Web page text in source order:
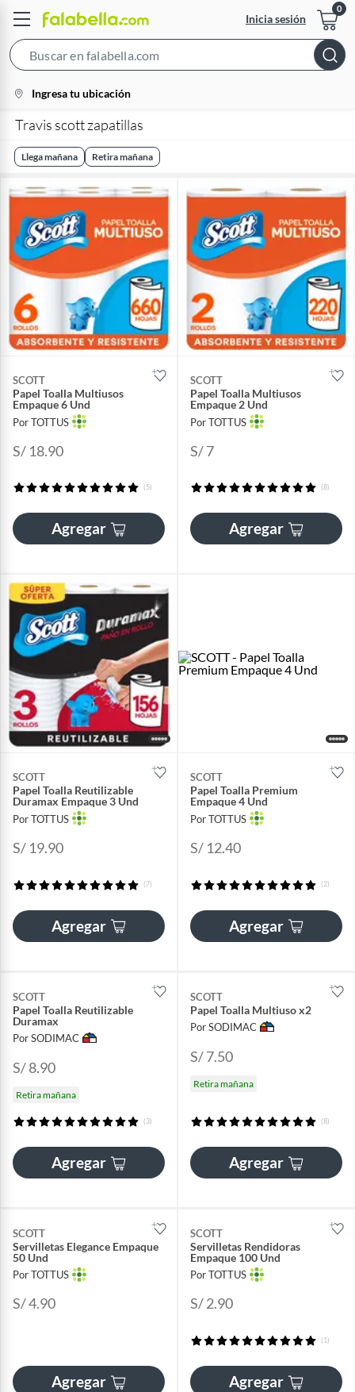
Inicia sesión
Bar
location-
icon
Ingresa tu ubicación
Travis scott zapatillas
Llega mañana Retira mañana
SCOTT
Papel Toalla Multiusos
Empaque 6 Und
Por TOTTUS
S/ 18.90
(5)
Agregar
SCOTT
Papel Toalla Multiusos
Empaque 2 Und
Por TOTTUS
S/ 7
(8)
Agregar
SCOTT
Papel Toalla Reutilizable
Duramax Empaque 3 Und
Por TOTTUS
S/ 19.90
(7)
Agregar
SCOTT
Papel Toalla Premium
Empaque 4 Und
Por TOTTUS
S/ 12.40
(2)
Agregar
SCOTT
Papel Toalla Reutilizable
Duramax
Por SODIMAC
S/ 8.90
Retira mañana
(3)
Agregar
SCOTT
Papel Toalla Multiuso x2
Por SODIMAC
S/ 7.50
Retira mañana
(8)
Agregar
SCOTT
Servilletas Elegance Empaque
50 Und
Por TOTTUS
S/ 4.90
Agregar
SCOTT
Servilletas Rendidoras
Empaque 100 Und
Por TOTTUS
S/ 2.90
(1)
Agregar